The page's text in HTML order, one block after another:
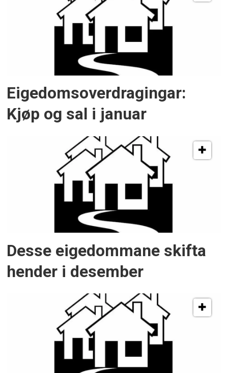
Eigedomsoverdragingar:
Kjøp og sal i januar
Desse eigedommane skifta
hender i desember